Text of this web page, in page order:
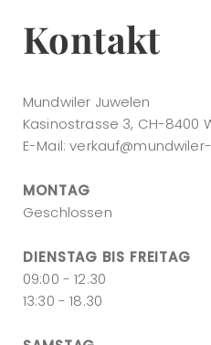
Kontakt
Mundwiler Juwelen
Kasinostrasse 3, CH-8400
E-Mail:
MONTAG
Geschlossen
DIENSTAG BIS FREITAG
09:00 - 12.30
13:30 - 18.30